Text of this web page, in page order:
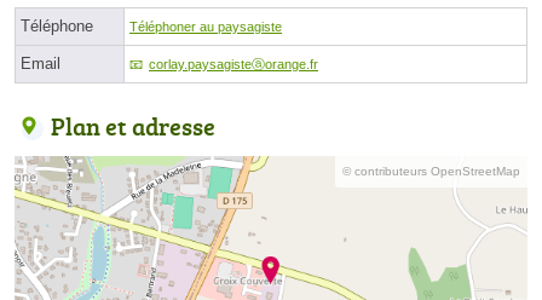
Téléphone Téléphoner au paysagiste
Email corlay.paysagisteⓐorange.fr
Plan et adresse
© contributeurs OpenStreetMap